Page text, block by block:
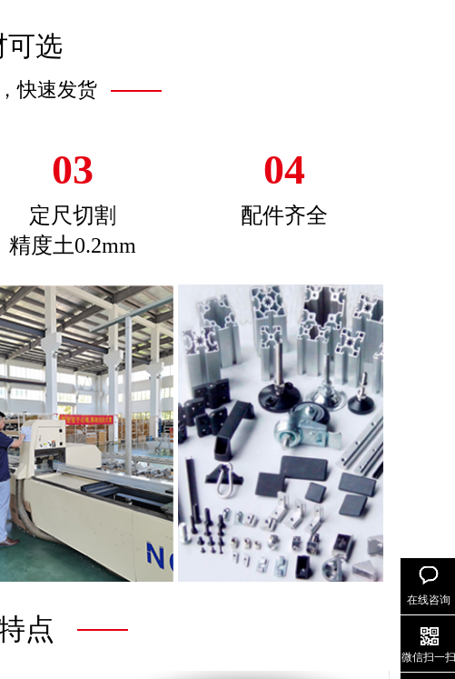
可选
快速发货
03
定尺切割
精度土0.2mm
04
配件齐全
点
在线咨询
微信扫一扫